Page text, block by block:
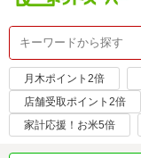
月木ポイント2倍
店舗受取ポイント2倍
家計応援！お米5倍